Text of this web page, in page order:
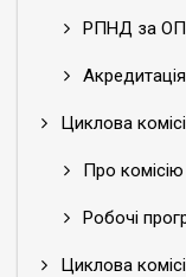
РПНД за
Акредитація
Циклова
Про комісію
Робочі
Циклова